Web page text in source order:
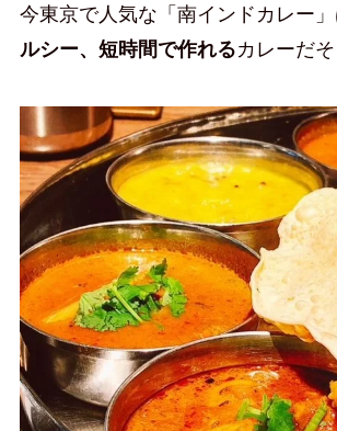
今東京で人気な「南インドカレー
ルシー、短時間で作れるカレーだそ